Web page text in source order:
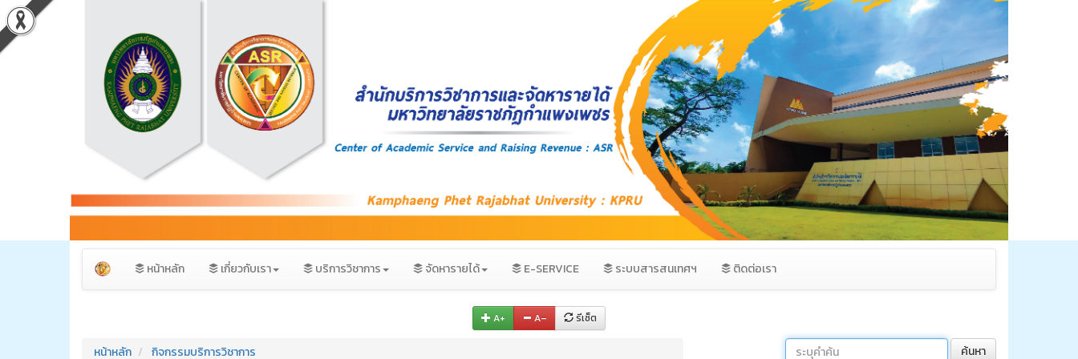
หน้าหลัก เกี่ยวกับเรา บริการวิชาการ จัดหารายได้ E-SERVICE ระบบสารสนเทศฯ ติดต่อเรา
A+ A– รีเซ็ต
หน้าหลัก กิจกรรมบริการวิชาการ ค้นหา